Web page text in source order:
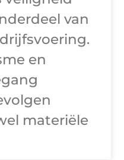
van
en
materiële